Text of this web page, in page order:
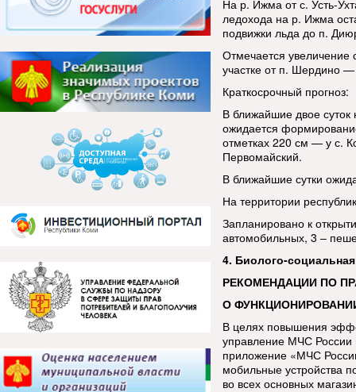
На р. Ижма от с. Усть-
ледохода на р. Ижма
подвижки льда до п.
Отмечается увеличение
участке от п. Шердино
Краткосрочный прогноз:
В ближайшие двое
ожидается
отметках 220 см — у с.
Первомайский.
В ближайшие сутки
На территории
Запланировано к
автомобильных, 3 –
4. Биолого-
РЕКОМЕНДАЦИИ ПО
О
В целях повышения
управление МЧС России
приложение «МЧС
мобильные устройства
во всех основных